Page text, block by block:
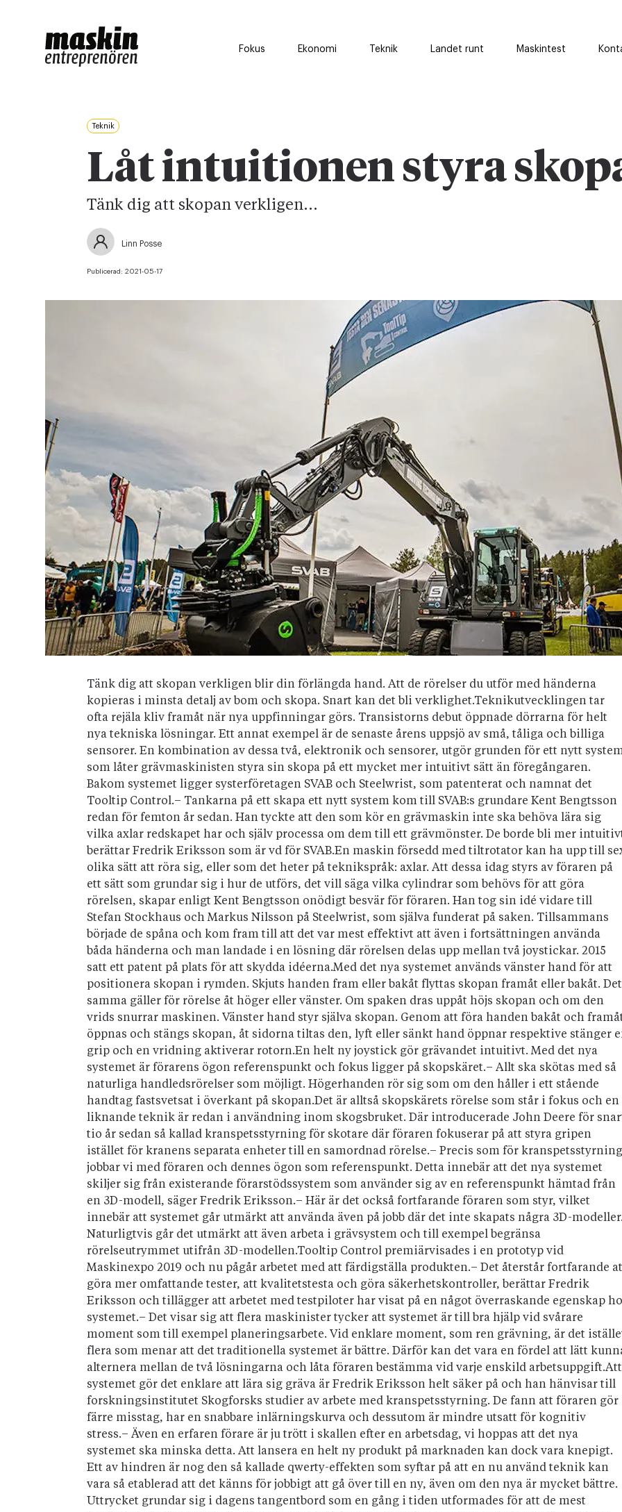
Fokus Ekonomi Teknik Landet runt Maskintest
Teknik
Låt intuitionen styra
Tänk dig att skopan verkligen...
Linn Posse
Publicerad: 2021-05-17
Tänk dig att skopan verkligen blir din förlängda hand. Att de rörelser du utför med händerna
kopieras i minsta detalj av bom och skopa. Snart kan det bli verklighet.Teknikutvecklingen tar
ofta rejäla kliv framåt när nya uppfinningar görs. Transistorns debut öppnade dörrarna för helt
nya tekniska lösningar. Ett annat exempel är de senaste årens uppsjö av små, tåliga och billiga
sensorer. En kombination av dessa två, elektronik och sensorer, utgör grunden för ett nytt
som låter grävmaskinisten styra sin skopa på ett mycket mer intuitivt sätt än föregångaren.
Bakom systemet ligger systerföretagen SVAB och Steelwrist, som patenterat och namnat det
Tooltip Control.– Tankarna på ett skapa ett nytt system kom till SVAB:s grundare Kent Bengtsson
redan för femton år sedan. Han tyckte att den som kör en grävmaskin inte ska behöva lära sig
vilka axlar redskapet har och själv processa om dem till ett grävmönster. De borde bli mer
berättar Fredrik Eriksson som är vd för SVAB.En maskin försedd med tiltrotator kan ha upp till
olika sätt att röra sig, eller som det heter på teknikspråk: axlar. Att dessa idag styrs av föraren på
ett sätt som grundar sig i hur de utförs, det vill säga vilka cylindrar som behövs för att göra
rörelsen, skapar enligt Kent Bengtsson onödigt besvär för föraren. Han tog sin idé vidare till
Stefan Stockhaus och Markus Nilsson på Steelwrist, som själva funderat på saken. Tillsammans
började de spåna och kom fram till att det var mest effektivt att även i fortsättningen använda
båda händerna och man landade i en lösning där rörelsen delas upp mellan två joystickar. 2015
satt ett patent på plats för att skydda idéerna.Med det nya systemet används vänster hand för att
positionera skopan i rymden. Skjuts handen fram eller bakåt flyttas skopan framåt eller bakåt. Det
samma gäller för rörelse åt höger eller vänster. Om spaken dras uppåt höjs skopan och om den
vrids snurrar maskinen. Vänster hand styr själva skopan. Genom att föra handen bakåt och
öppnas och stängs skopan, åt sidorna tiltas den, lyft eller sänkt hand öppnar respektive stänger
grip och en vridning aktiverar rotorn.En helt ny joystick gör grävandet intuitivt. Med det nya
systemet är förarens ögon referenspunkt och fokus ligger på skopskäret.– Allt ska skötas med så
naturliga handledsrörelser som möjligt. Högerhanden rör sig som om den håller i ett stående
handtag fastsvetsat i överkant på skopan.Det är alltså skopskärets rörelse som står i fokus och en
liknande teknik är redan i användning inom skogsbruket. Där introducerade John Deere för
tio år sedan så kallad kranspetsstyrning för skotare där föraren fokuserar på att styra gripen
istället för kranens separata enheter till en samordnad rörelse.– Precis som för kranspetsstyrning
jobbar vi med föraren och dennes ögon som referenspunkt. Detta innebär att det nya systemet
skiljer sig från existerande förarstödssystem som använder sig av en referenspunkt hämtad från
en 3D-modell, säger Fredrik Eriksson.– Här är det också fortfarande föraren som styr, vilket
innebär att systemet går utmärkt att använda även på jobb där det inte skapats några 3D-
Naturligtvis går det utmärkt att även arbeta i grävsystem och till exempel begränsa
rörelseutrymmet utifrån 3D-modellen.Tooltip Control premiärvisades i en prototyp vid
Maskinexpo 2019 och nu pågår arbetet med att färdigställa produkten.– Det återstår fortfarande
göra mer omfattande tester, att kvalitetstesta och göra säkerhetskontroller, berättar Fredrik
Eriksson och tillägger att arbetet med testpiloter har visat på en något överraskande egenskap
systemet.– Det visar sig att flera maskinister tycker att systemet är till bra hjälp vid svårare
moment som till exempel planeringsarbete. Vid enklare moment, som ren grävning, är det
flera som menar att det traditionella systemet är bättre. Därför kan det vara en fördel att lätt
alternera mellan de två lösningarna och låta föraren bestämma vid varje enskild arbetsuppgift.Att
systemet gör det enklare att lära sig gräva är Fredrik Eriksson helt säker på och han hänvisar till
forskningsinstitutet Skogforsks studier av arbete med kranspetsstyrning. De fann att föraren gör
färre misstag, har en snabbare inlärningskurva och dessutom är mindre utsatt för kognitiv
stress.– Även en erfaren förare är ju trött i skallen efter en arbetsdag, vi hoppas att det nya
systemet ska minska detta. Att lansera en helt ny produkt på marknaden kan dock vara knepigt.
Ett av hindren är nog den så kallade qwerty-effekten som syftar på att en nu använd teknik kan
vara så etablerad att det känns för jobbigt att gå över till en ny, även om den nya är mycket bättre.
Uttrycket grundar sig i dagens tangentbord som en gång i tiden utformades för att de mest